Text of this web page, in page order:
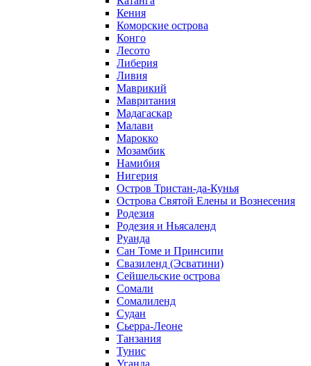
Кения
Коморские острова
Конго
Лесото
Либерия
Ливия
Маврикий
Мавритания
Мадагаскар
Малави
Марокко
Мозамбик
Намибия
Нигерия
Остров Тристан-да-Кунья
Острова Святой Елены и Вознесения
Родезия
Родезия и Ньясаленд
Руанда
Сан Томе и Принсипи
Свазиленд (Эсватини)
Сейшельские острова
Сомали
Сомалиленд
Судан
Сьерра-Леоне
Танзания
Тунис
Уганда